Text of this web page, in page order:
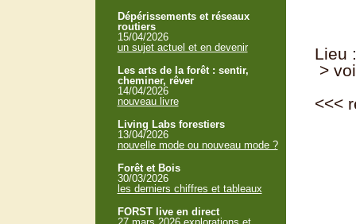
Lieu
>
<<<
Dépérissements et réseaux
routiers
15/04/2026
un sujet actuel et en devenir
Les arts de la forêt : sentir,
cheminer, rêver
14/04/2026
nouveau livre
Living Labs forestiers
13/04/2026
nouvelle mode ou nouveau mode ?
Forêt et Bois
30/03/2026
les derniers chiffres et tableaux
FORST live en direct